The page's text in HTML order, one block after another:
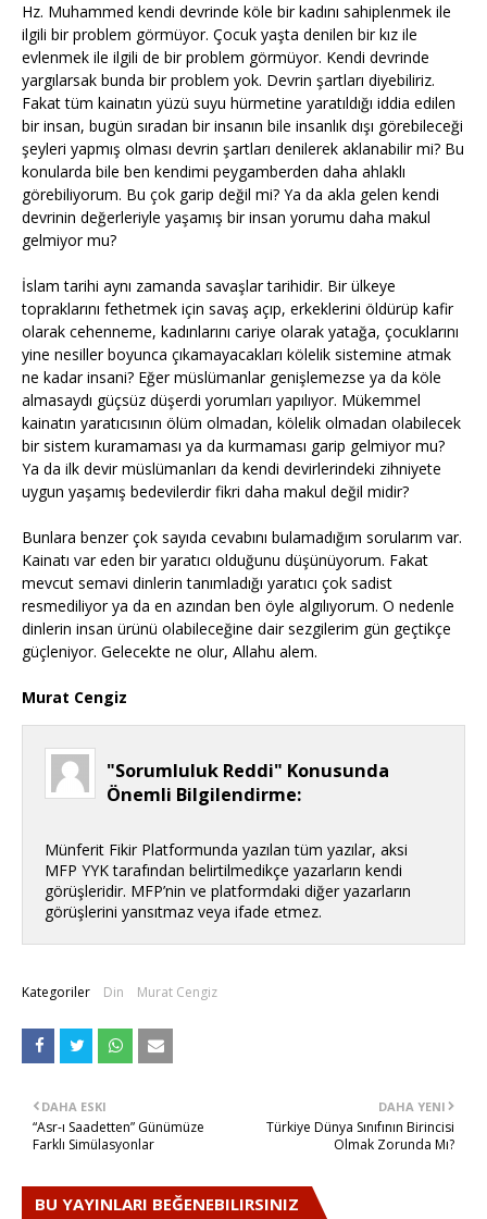
Hz. Muhammed kendi devrinde köle bir kadını sahiplenmek ile
ilgili bir problem görmüyor. Çocuk yaşta denilen bir kız ile
evlenmek ile ilgili de bir problem görmüyor. Kendi devrinde
yargılarsak bunda bir problem yok. Devrin şartları diyebiliriz.
Fakat tüm kainatın yüzü suyu hürmetine yaratıldığı iddia edilen
bir insan, bugün sıradan bir insanın bile insanlık dışı görebileceği
şeyleri yapmış olması devrin şartları denilerek aklanabilir mi? Bu
konularda bile ben kendimi peygamberden daha ahlaklı
görebiliyorum. Bu çok garip değil mi? Ya da akla gelen kendi
devrinin değerleriyle yaşamış bir insan yorumu daha makul
gelmiyor mu?
İslam tarihi aynı zamanda savaşlar tarihidir. Bir ülkeye
topraklarını fethetmek için savaş açıp, erkeklerini öldürüp kafir
olarak cehenneme, kadınlarını cariye olarak yatağa, çocuklarını
yine nesiller boyunca çıkamayacakları kölelik sistemine atmak
ne kadar insani? Eğer müslümanlar genişlemezse ya da köle
almasaydı güçsüz düşerdi yorumları yapılıyor. Mükemmel
kainatın yaratıcısının ölüm olmadan, kölelik olmadan olabilecek
bir sistem kuramaması ya da kurmaması garip gelmiyor mu?
Ya da ilk devir müslümanları da kendi devirlerindeki zihniyete
uygun yaşamış bedevilerdir fikri daha makul değil midir?
Bunlara benzer çok sayıda cevabını bulamadığım sorularım var.
Kainatı var eden bir yaratıcı olduğunu düşünüyorum. Fakat
mevcut semavi dinlerin tanımladığı yaratıcı çok sadist
resmediliyor ya da en azından ben öyle algılıyorum. O nedenle
dinlerin insan ürünü olabileceğine dair sezgilerim gün geçtikçe
güçleniyor. Gelecekte ne olur, Allahu alem.
Murat Cengiz
"Sorumluluk Reddi" Konusunda
Önemli Bilgilendirme:
Münferit Fikir Platformunda yazılan tüm yazılar, aksi
MFP YYK tarafından belirtilmedikçe yazarların kendi
görüşleridir. MFP’nin ve platformdaki diğer yazarların
görüşlerini yansıtmaz veya ifade etmez.
Kategoriler Din Murat Cengiz
DAHA YENI
Türkiye Dünya Sınıfının Birincisi
Olmak Zorunda Mı?
DAHA ESKI
“Asr-ı Saadetten” Günümüze
Farklı Simülasyonlar
BU YAYINLARI BEĞENEBILIRSINIZ